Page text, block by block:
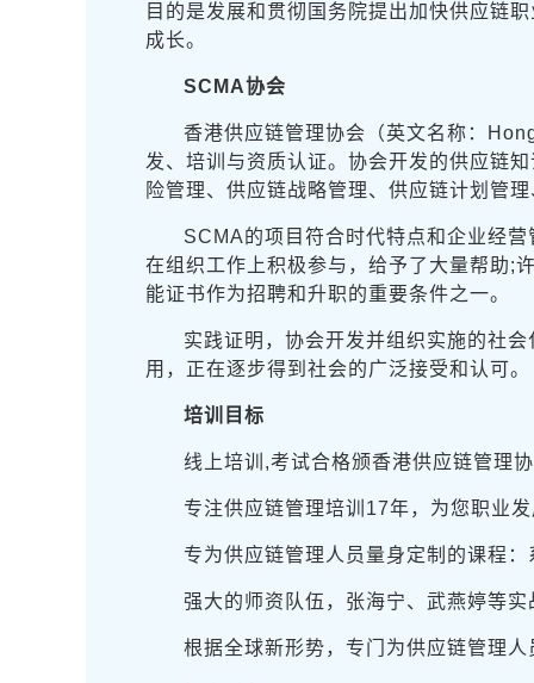
目的是发展和贯彻国务院提出加快供应链
成长。
SCMA协会
香港供应链管理协会（英文名称：
发、培训与资质认证。协会开发的供应链
险管理、供应链战略管理、供应链计划管
SCMA的项目符合时代特点和企业经
在组织工作上积极参与，给予了大量帮助;
能证书作为招聘和升职的重要条件之一。
实践证明，协会开发并组织实施的社
用，正在逐步得到社会的广泛接受和认可。
培训目标
线上培训,考试合格颁香港供应链管理
专注供应链管理培训17年，为您职业
专为供应链管理人员量身定制的课程
强大的师资队伍，张海宁、武燕婷等
根据全球新形势，专门为供应链管理